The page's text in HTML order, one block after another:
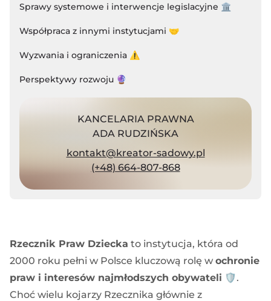
Sprawy systemowe i interwencje legislacyjne 🏛️
Współpraca z innymi instytucjami 🤝
Wyzwania i ograniczenia ⚠️
Perspektywy rozwoju 🔮
KANCELARIA PRAWNA
ADA RUDZIŃSKA
kontakt@kreator-sadowy.pl
(+48) 664-807-868
Rzecznik Praw Dziecka to instytucja, która od
2000 roku pełni w Polsce kluczową rolę w ochronie
praw i interesów najmłodszych obywateli 🛡️.
Choć wielu kojarzy Rzecznika głównie z